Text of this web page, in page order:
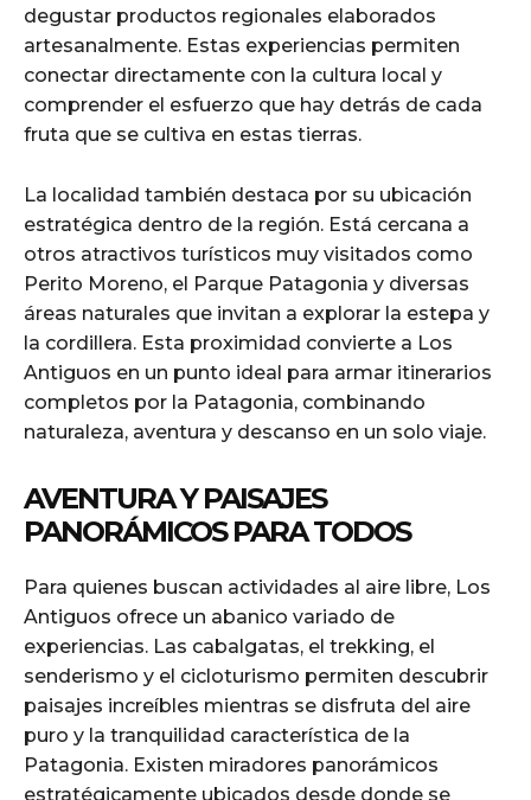
degustar productos regionales elaborados
artesanalmente. Estas experiencias permiten
conectar directamente con la cultura local y
comprender el esfuerzo que hay detrás de cada
fruta que se cultiva en estas tierras.
La localidad también destaca por su ubicación
estratégica dentro de la región. Está cercana a
otros atractivos turísticos muy visitados como
Perito Moreno, el Parque Patagonia y diversas
áreas naturales que invitan a explorar la estepa y
la cordillera. Esta proximidad convierte a Los
Antiguos en un punto ideal para armar itinerarios
completos por la Patagonia, combinando
naturaleza, aventura y descanso en un solo viaje.
AVENTURA Y PAISAJES
PANORÁMICOS PARA TODOS
Para quienes buscan actividades al aire libre, Los
Antiguos ofrece un abanico variado de
experiencias. Las cabalgatas, el trekking, el
senderismo y el cicloturismo permiten descubrir
paisajes increíbles mientras se disfruta del aire
puro y la tranquilidad característica de la
Patagonia. Existen miradores panorámicos
estratégicamente ubicados desde donde se